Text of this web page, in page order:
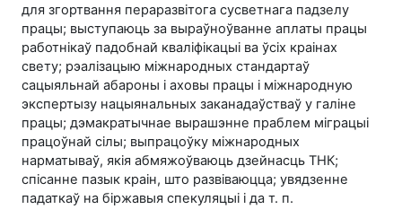
для згортвання пераразвітога сусветнага падзелу
працы; выступаюць за выраўноўванне аплаты працы
работнікаў падобнай кваліфікацыі ва ўсіх краінах
свету; рэалізацыю міжнародных стандартаў
сацыяльнай абароны і аховы працы і міжнародную
экспертызу нацыянальных заканадаўстваў у галіне
працы; дэмакратычнае вырашэнне праблем міграцыі
працоўнай сілы; выпрацоўку міжнародных
нарматываў, якія абмяжоўваюць дзейнасць ТНК;
спісанне пазык краін, што развіваюцца; увядзенне
падаткаў на біржавыя спекуляцыі і да т. п.